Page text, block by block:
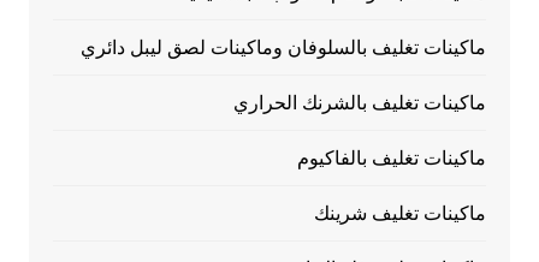
ماكينات تغليف بالسلوفان وماكينات لصق ليبل دائري
ماكينات تغليف بالشرنك الحراري
ماكينات تغليف بالفاكيوم
ماكينات تغليف شرينك